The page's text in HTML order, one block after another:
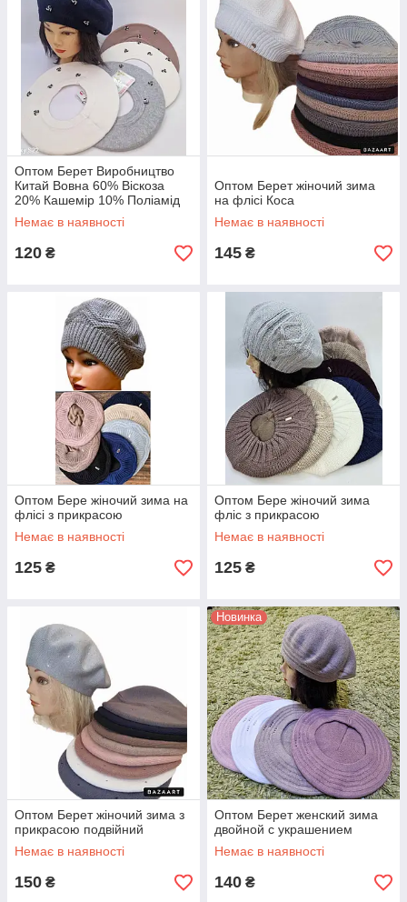
Оптом Берет Виробництво
Китай Вовна 60% Віскоза
20% Кашемір 10% Поліамід
10% Мінімально 5 шт. Тільки
пакованням
Немає в наявності
120 ₴
Оптом Берет жіночий зима
на флісі Коса
Немає в наявності
145 ₴
Оптом Бере жіночий зима на
флісі з прикрасою
Немає в наявності
125 ₴
Оптом Бере жіночий зима
фліс з прикрасою
Немає в наявності
125 ₴
Оптом Берет жіночий зима з
прикрасою подвійний
Немає в наявності
150 ₴
Новинка
Оптом Берет женский зима
двойной с украшением
Немає в наявності
140 ₴